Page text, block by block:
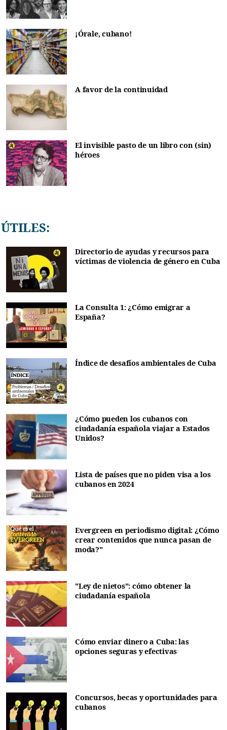
¡Órale, cubano!
A favor de la continuidad
El invisible pasto de un libro con (sin)
héroes
ÚTILES:
Directorio de ayudas y recursos para
víctimas de violencia de género en Cuba
La Consulta 1: ¿Cómo emigrar a
España?
Índice de desafíos ambientales de Cuba
¿Cómo pueden los cubanos con
ciudadanía española viajar a Estados
Unidos?
Lista de países que no piden visa a los
cubanos en 2024
Evergreen en periodismo digital: ¿Cómo
crear contenidos que nunca pasan de
moda?"
"Ley de nietos": cómo obtener la
ciudadanía española
Cómo enviar dinero a Cuba: las
opciones seguras y efectivas
Concursos, becas y oportunidades para
cubanos